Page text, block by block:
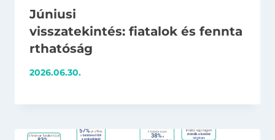
Júniusi
visszatekintés: fiatalok és fennta
rthatóság
2026.06.30.